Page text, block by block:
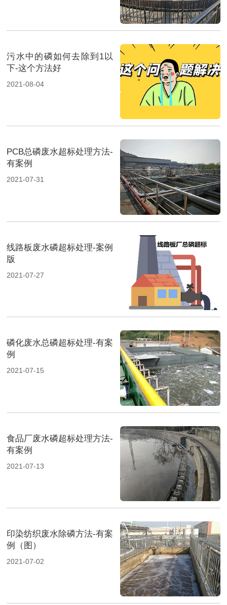
污水中的磷如何去除到1以
下-这个方法好
2021-08-04
PCB总磷废水超标处理方法-
有案例
2021-07-31
线路板废水磷超标处理-案例
版
2021-07-27
磷化废水总磷超标处理-有案
例
2021-07-15
食品厂废水磷超标处理方法-
有案例
2021-07-13
印染纺织废水除磷方法-有案
例（图）
2021-07-02